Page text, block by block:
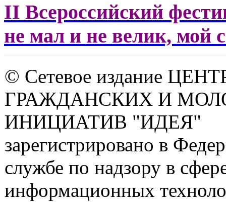
II Всероссийский
не мал и не велик, мой
© Сетевое издание
ГРАЖДАНСКИХ И
ИНИЦИАТИВ "ИДЕЯ"
зарегистрировано в
службе по надзору в
информационных